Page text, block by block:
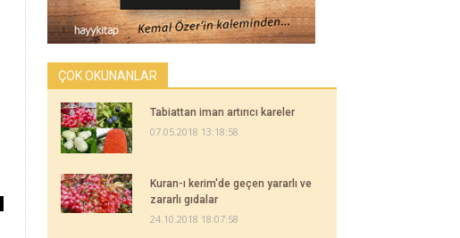
ÇOK OKUNANLAR
Tabiattan iman artırıcı kareler
07.05.2018 13:18:58
Kuran-ı kerim'de geçen yararlı ve
zararlı gıdalar
24.10.2018 18:07:58